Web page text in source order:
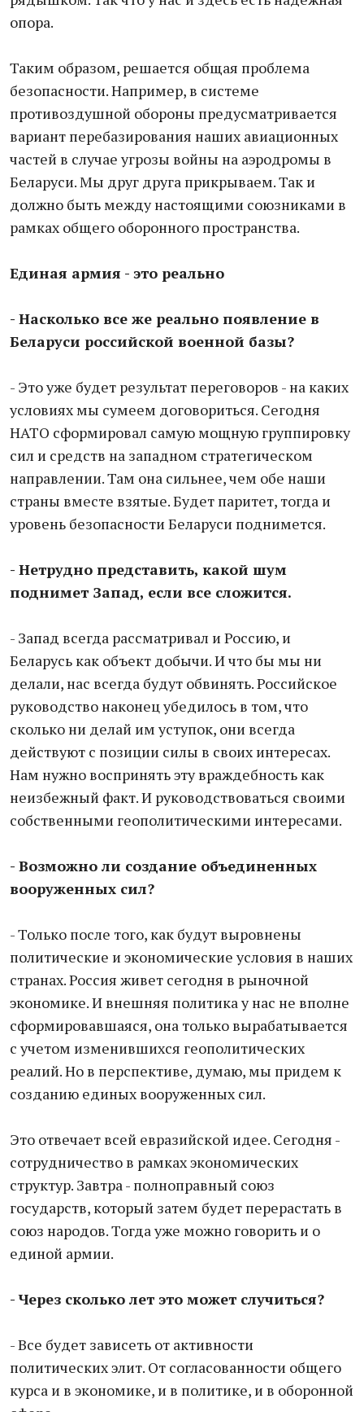
опора.
Таким образом, решается общая проблема
безопасности. Например, в системе
противоздушной обороны предусматривается
вариант перебазирования наших авиационных
частей в случае угрозы войны на аэродромы в
Беларуси. Мы друг друга прикрываем. Так и
должно быть между настоящими союзниками в
рамках общего оборонного пространства.
Единая армия - это реально
- Насколько все же реально появление в
Беларуси российской военной базы?
- Это уже будет результат переговоров - на каких
условиях мы сумеем договориться. Сегодня
НАТО сформировал самую мощную группировку
сил и средств на западном стратегическом
направлении. Там она сильнее, чем обе наши
страны вместе взятые. Будет паритет, тогда и
уровень безопасности Беларуси поднимется.
- Нетрудно представить, какой шум
поднимет Запад, если все сложится.
- Запад всегда рассматривал и Россию, и
Беларусь как объект добычи. И что бы мы ни
делали, нас всегда будут обвинять. Российское
руководство наконец убедилось в том, что
сколько ни делай им уступок, они всегда
действуют с позиции силы в своих интересах.
Нам нужно воспринять эту враждебность как
неизбежный факт. И руководствоваться своими
собственными геополитическими интересами.
- Возможно ли создание объединенных
вооруженных сил?
- Только после того, как будут выровнены
политические и экономические условия в наших
странах. Россия живет сегодня в рыночной
экономике. И внешняя политика у нас не вполне
сформировавшаяся, она только вырабатывается
с учетом изменившихся геополитических
реалий. Но в перспективе, думаю, мы придем к
созданию единых вооруженных сил.
Это отвечает всей евразийской идее. Сегодня -
сотрудничество в рамках экономических
структур. Завтра - полноправный союз
государств, который затем будет перерастать в
союз народов. Тогда уже можно говорить и о
единой армии.
- Через сколько лет это может случиться?
- Все будет зависеть от активности
политических элит. От согласованности общего
курса и в экономике, и в политике, и в оборонной